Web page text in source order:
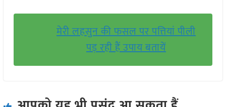
मेरी लहसुन की फसल पर पत्तियां पीली
पड़ रही हैं उपाय बतायें